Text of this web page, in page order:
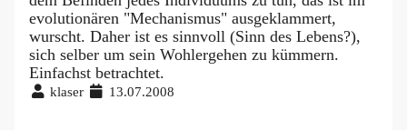
evolutionären "Mechanismus" ausgeklammert,
wurscht. Daher ist es sinnvoll (Sinn des Lebens?),
sich selber um sein Wohlergehen zu kümmern.
Einfachst betrachtet.
klaser 13.07.2008